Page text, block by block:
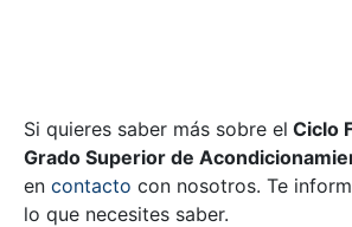
Si quieres saber más sobre el Ciclo
Grado Superior de
en contacto con nosotros. Te
lo que necesites saber.